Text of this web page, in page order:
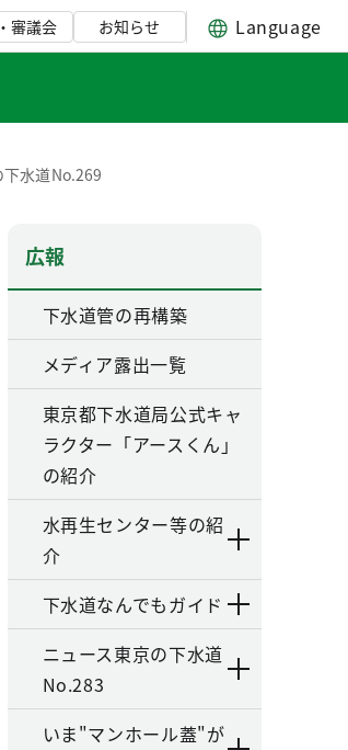
審議会 お知らせ Language
下水道No.269
ニュース東京の下水道No.270
広報
下水道管の再構築
メディア露出一覧
東京都下水道局公式キャ
ラクター「アースくん」
の紹介
水再生センター等の紹
介
下水道なんでもガイド
ニュース東京の下水道
No.283
いま"マンホール蓋"が